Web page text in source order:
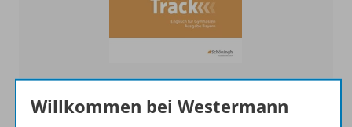
Englisch für Gymnasien - Ausgabe Bayern
Willkommen bei Westermann